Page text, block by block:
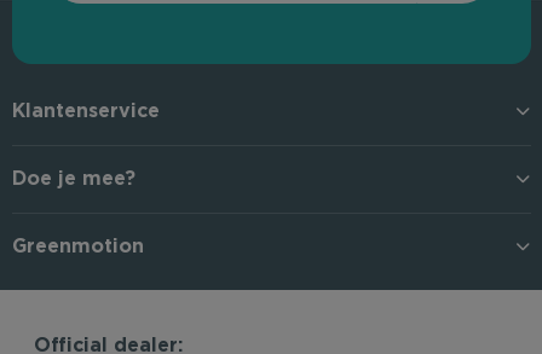
Klantenservice
Doe je mee?
Greenmotion
Official dealer: